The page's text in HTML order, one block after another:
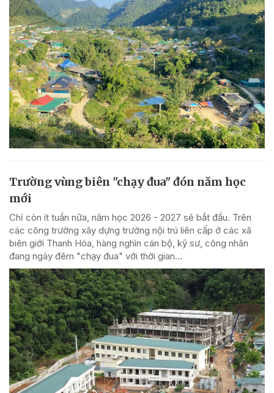
Trường vùng biên "chạy đua" đón năm học
mới
Chỉ còn ít tuần nữa, năm học 2026 - 2027 sẽ bắt đầu. Trên
các công trường xây dựng trường nội trú liên cấp ở các xã
biên giới Thanh Hóa, hàng nghìn cán bộ, kỹ sư, công nhân
đang ngày đêm "chạy đua" với thời gian...